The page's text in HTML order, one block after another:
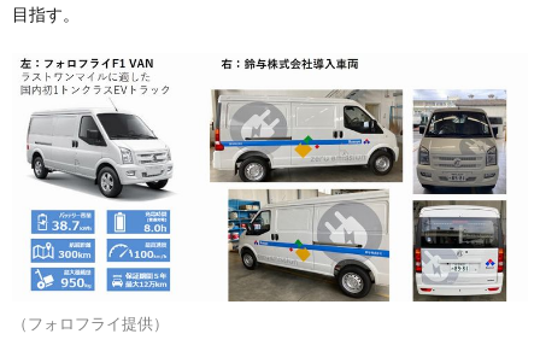
目指す。
（フォロフライ提供）